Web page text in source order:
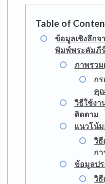
ข้อมูลเชิงลึกจ
พิมพ์พระคัมภีร์
ภาพรว
ก
คุ
วิธีใช้งา
ติดตาม
แนวโน้ม
วิธี
กา
ข้อมูลป
วิธี